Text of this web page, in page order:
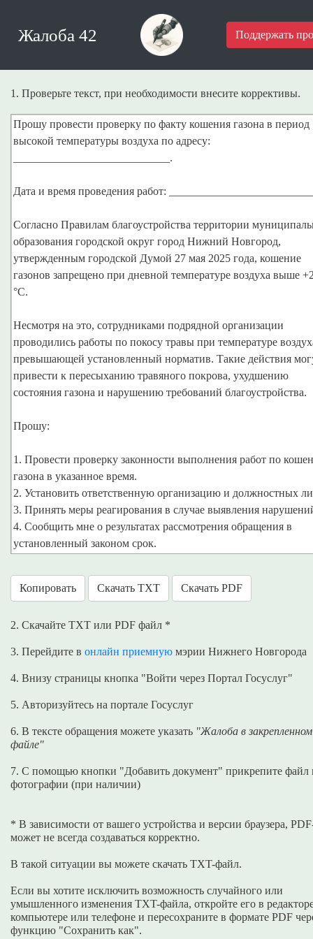
Жалоба 42 Поддержать
1. Проверьте текст, при необходимости внесите коррективы.
Прошу провести проверку по факту кошения газона в период
высокой температуры воздуха по адресу:
____________________________.
Дата и время проведения работ:
Согласно Правилам благоустройства территории
образования городской округ город Нижний Новгород,
утвержденным городской Думой 27 мая 2025 года, кошение
газонов запрещено при дневной температуре воздуха выше
°C.
Несмотря на это, сотрудниками подрядной организации
проводились работы по покосу травы при температуре
превышающей установленный норматив. Такие действия
привести к пересыханию травяного покрова, ухудшению
состояния газона и нарушению требований благоустройства.
Прошу:
1. Провести проверку законности выполнения работ по
газона в указанное время.
2. Установить ответственную организацию и должностных
3. Принять меры реагирования в случае выявления
4. Сообщить мне о результатах рассмотрения обращения в
Копировать Скачать TXT Скачать PDF
2. Скачайте TXT или PDF файл *
3. Перейдите в онлайн приемную мэрии Нижнего Новгорода
4. Внизу страницы кнопка "Войти через Портал Госуслуг"
5. Авторизуйтесь на портале Госуслуг
6. В тексте обращения можете указать "Жалоба в закрепленном
файле"
7. С помощью кнопки "Добавить документ" прикрепите файл
фотографии (при наличии)
* В зависимости от вашего устройства и версии браузера,
может не всегда создаваться корректно.
В такой ситуации вы можете скачать TXT-файл.
Если вы хотите исключить возможность случайного или
умышленного изменения TXT-файла, откройте его в
компьютере или телефоне и пересохраните в формате PDF
функцию "Сохранить как".